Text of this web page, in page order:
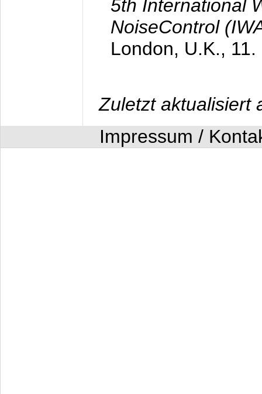
5th International
NoiseControl
London, U.K.,
Zuletzt aktualisiert
Impressum /